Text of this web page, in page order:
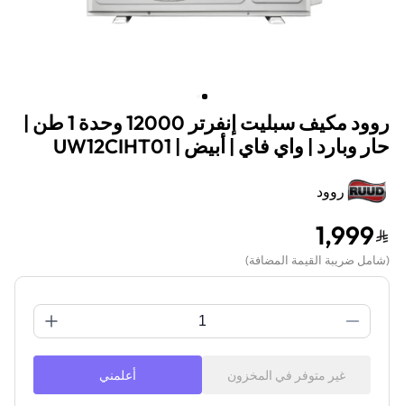
روود مكيف سبليت إنفرتر 12000 وحدة 1 طن |
حار وبارد | واي فاي | أبيض | UW12CIHT01
روود
1,999
(شامل ضريبة القيمة المضافة)
غير متوفر في المخزون أعلمني